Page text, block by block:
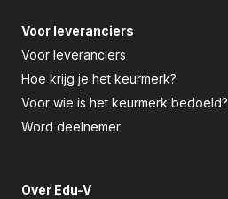
Voor leveranciers
Voor leveranciers
Hoe krijg je het keurmerk?
Voor wie is het keurmerk bedoeld?
Word deelnemer
Over Edu-V